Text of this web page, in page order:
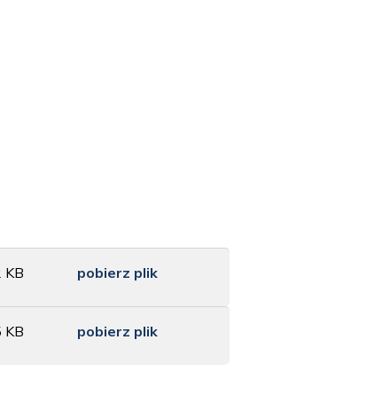
KB pobierz plik
KB pobierz plik